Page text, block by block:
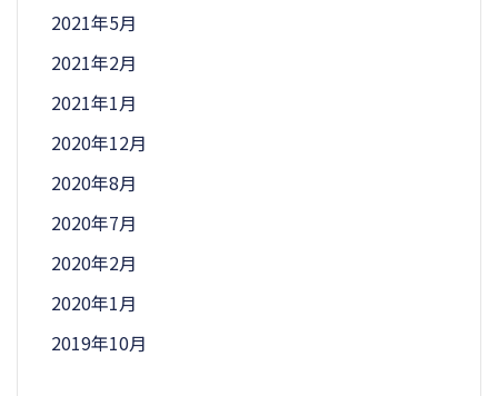
2021年5月
2021年2月
2021年1月
2020年12月
2020年8月
2020年7月
2020年2月
2020年1月
2019年10月